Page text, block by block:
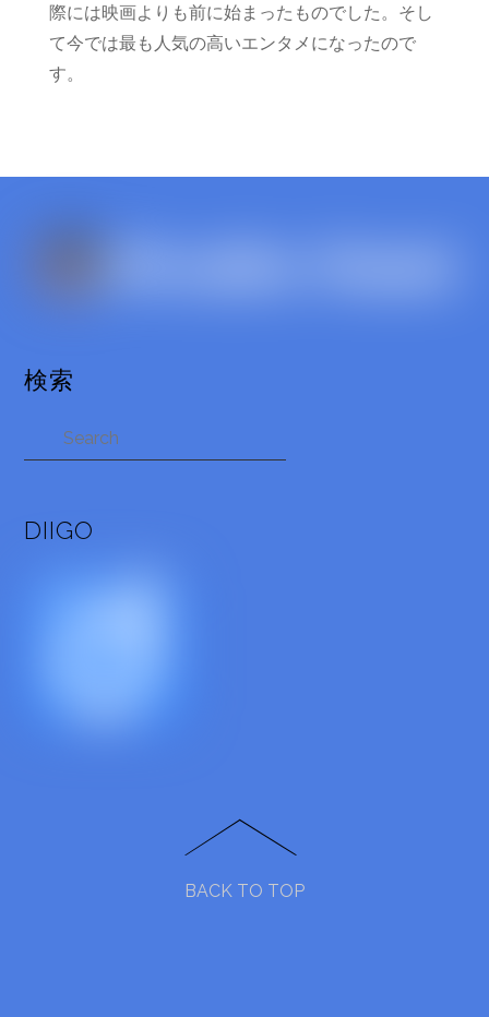
際には映画よりも前に始まったものでした。そし
て今では最も人気の高いエンタメになったので
す。
検索
DIIGO
BACK TO TOP